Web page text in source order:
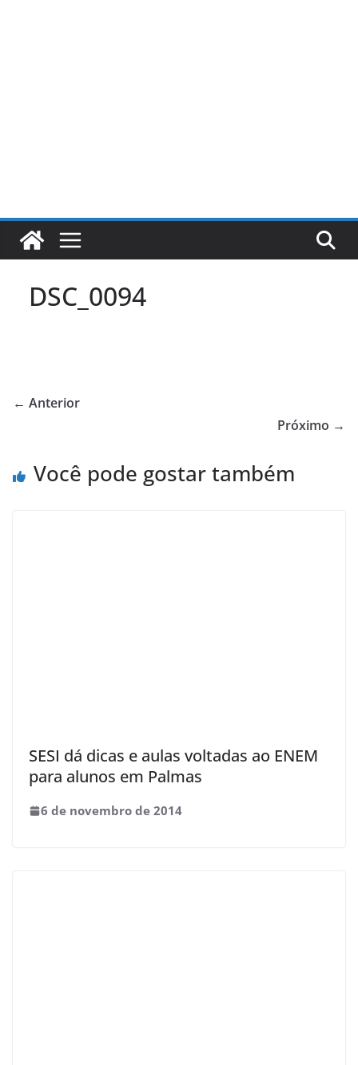
DSC_0094
← Anterior
Próximo →
Você pode gostar também
SESI dá dicas e aulas voltadas ao ENEM
para alunos em Palmas
6 de novembro de 2014